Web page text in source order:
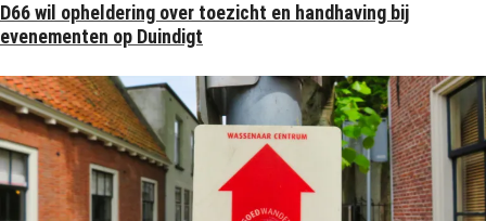
D66 wil opheldering over toezicht en handhaving bij
evenementen op Duindigt